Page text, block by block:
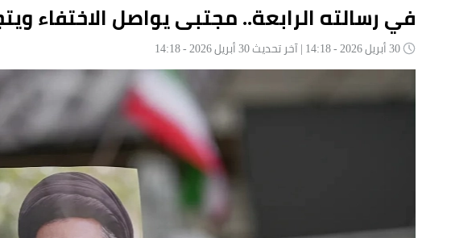
في رسالته الرابعة.. مجتبى يواصل الاختفاء